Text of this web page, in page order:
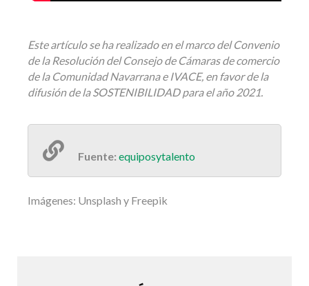
Este artículo se ha realizado en el marco del Convenio
de la Resolución del Consejo de Cámaras de comercio
de la Comunidad Navarrana e IVACE, en favor de la
difusión de la SOSTENIBILIDAD para el año 2021.
Fuente: equiposytalento
Imágenes: Unsplash y Freepik